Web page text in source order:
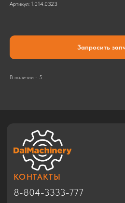
Артикул: 1.014.0323
Запросить
В наличии - 5
8-804-3333-777
КАТАЛОГ
Экскаваторы
Бульдозеры
Фронтальные погрузчики
Автогрейдеры
Дорожные катки
Спецтехника HYUNDAI